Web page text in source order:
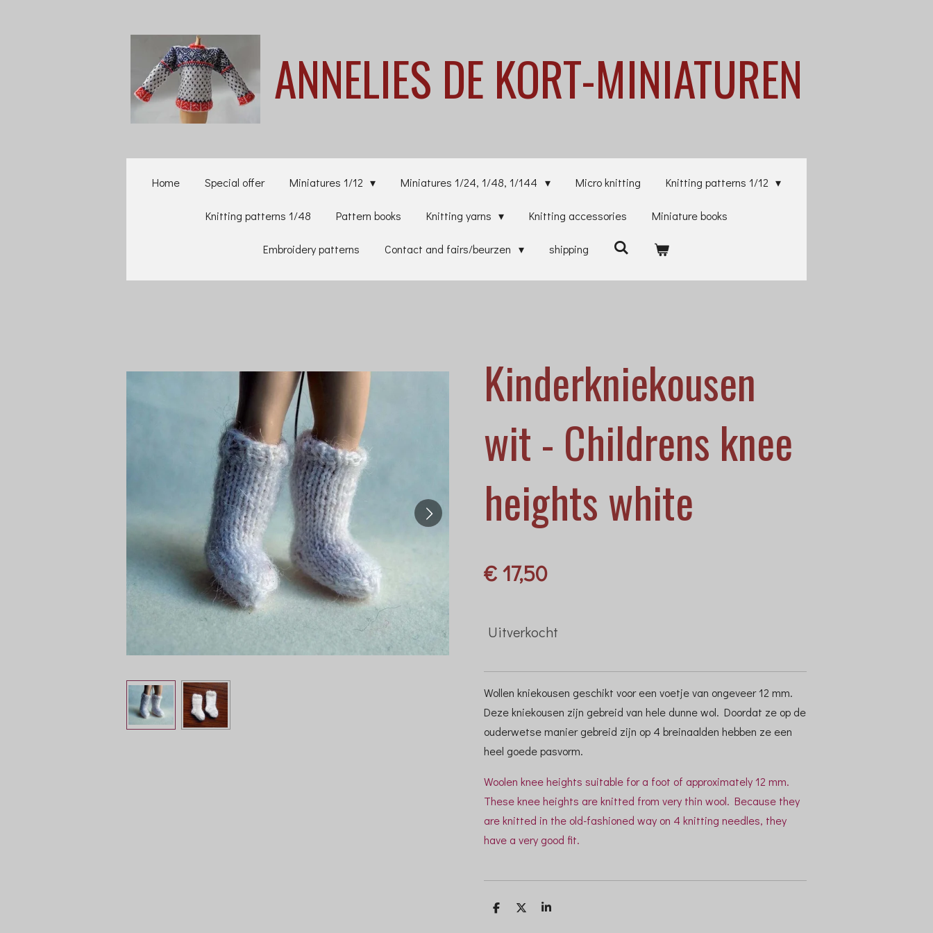
ANNELIES DE KORT-MINIATUREN
Home Special offer Miniatures 1/12 Miniatures 1/24, 1/48, 1/144 Micro knitting Knitting patterns 1/12
Knitting patterns 1/48 Pattern books Knitting yarns Knitting accessories Miniature books
Embroidery patterns Contact and fairs/beurzen shipping
Kinderkniekousen
wit - Childrens knee
heights white
€ 17,50
Uitverkocht
Wollen kniekousen geschikt voor een voetje van ongeveer 12 mm.
Deze kniekousen zijn gebreid van hele dunne wol. Doordat ze op de
ouderwetse manier gebreid zijn op 4 breinaalden hebben ze een
heel goede pasvorm.
Woolen knee heights suitable for a foot of approximately 12 mm.
These knee heights are knitted from very thin wool. Because they
are knitted in the old-fashioned way on 4 knitting needles, they
have a very good fit.
D
D
S